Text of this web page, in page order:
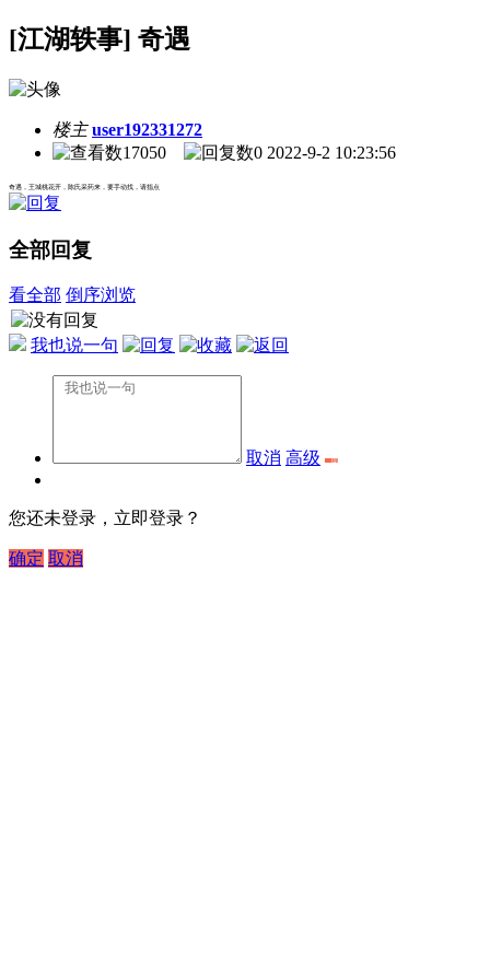
[江湖轶事] 奇遇
楼主 user192331272
17050
0 2022-9-2 10:23:56
奇遇，王城桃花开，陈氏采药来，要手动找，请指点
全部回复
看全部 倒序浏览
我也说一句
取消 高级
您还未登录，立即登录？
确定 取消